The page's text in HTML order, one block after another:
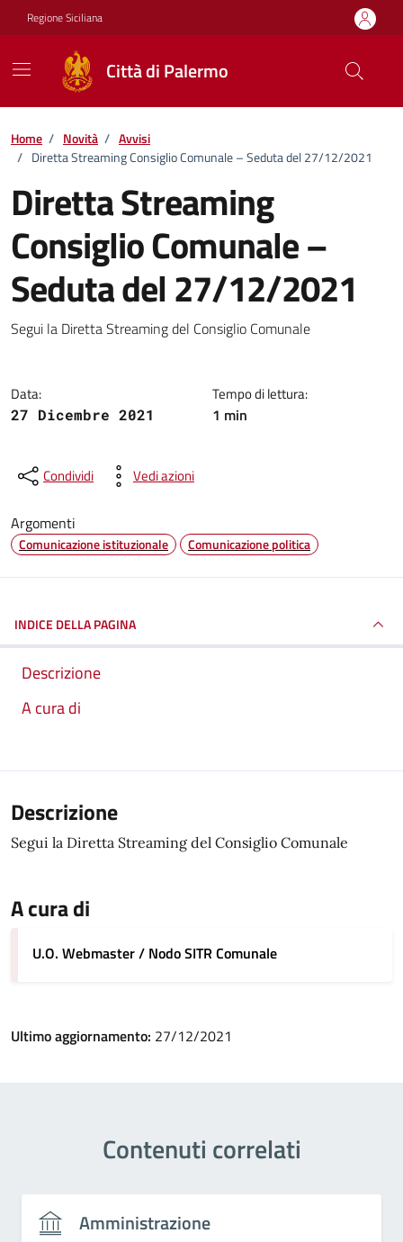
Vai ai contenuti
Vai al footer
Regione Siciliana
Città di Palermo
Home / Novità / Avvisi
/ Diretta Streaming Consiglio Comunale – Seduta del 27/12/2021
Diretta Streaming
Consiglio Comunale –
Seduta del 27/12/2021
Dettagli della notizia
Segui la Diretta Streaming del Consiglio Comunale
Data:
27 Dicembre 2021
Tempo di lettura:
1 min
Condividi Vedi azioni
Argomenti
Comunicazione istituzionale Comunicazione politica
INDICE DELLA PAGINA
Descrizione
A cura di
Descrizione
Segui la Diretta Streaming del Consiglio Comunale
A cura di
U.O. Webmaster / Nodo SITR Comunale
Ultimo aggiornamento: 27/12/2021
Contenuti correlati
Amministrazione